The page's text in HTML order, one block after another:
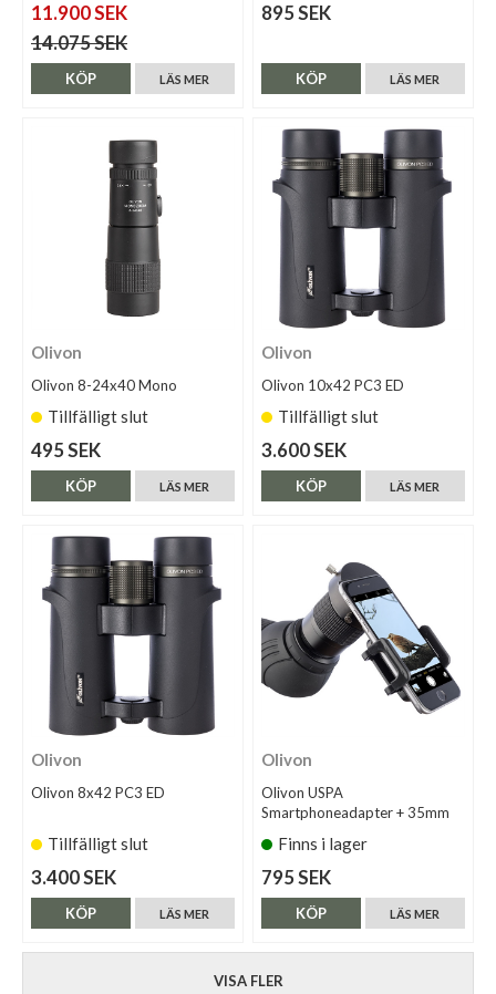
11.900 SEK
14.075 SEK
LÄS MER
KÖP
895 SEK
LÄS MER
KÖP
Olivon
Olivon 8-24x40 Mono
Tillfälligt slut
495 SEK
LÄS MER
KÖP
Olivon
Olivon 10x42 PC3 ED
Tillfälligt slut
3.600 SEK
LÄS MER
KÖP
Olivon
Olivon 8x42 PC3 ED
Tillfälligt slut
3.400 SEK
LÄS MER
KÖP
Olivon
Olivon USPA
Smartphoneadapter + 35mm
Finns i lager
795 SEK
LÄS MER
KÖP
VISA FLER